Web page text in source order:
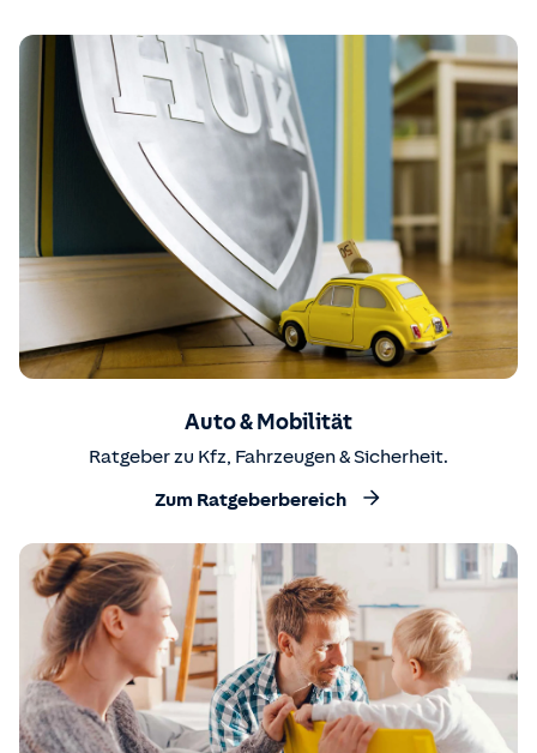
Auto & Mobilität
Ratgeber zu Kfz, Fahrzeugen & Sicherheit.
Zum Ratgeberbereich